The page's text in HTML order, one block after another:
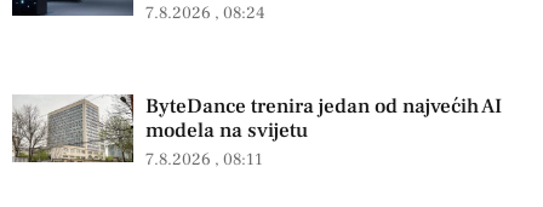
7.8.2026 08:24
ByteDance trenira jedan od najvećih AI
modela na svijetu
7.8.2026 08:11